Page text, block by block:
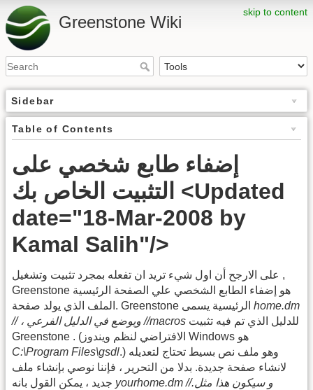
skip to content
Greenstone Wiki
Sidebar
Table of Contents
إضفاء طابع شخصي على
التثبيت الخاص بك <Updated
date="18-Mar-2008 by
Kamal Salih"/>
على الارجح أن اول شيء تريد ان تفعله بمجرد تثبيت وتشغيل ,
Greenstone هو إضفاء الطابع الشخصي علي الصفحة الرئيسية
home.dm
// ، ويوضع في الدليل الفرعي //macros
Greenstone . (الافتراضي لنظم ويندوز Windows هو
C:\Program Files\gsdl.) وهو ملف نص بسيط تحتاج لتعديله
لانشاء صفحة جديدة. بدلا من التحرير ، فإننا نوصي بإنشاء ملف
yourhome.dm //.و سيكون هذا مثل